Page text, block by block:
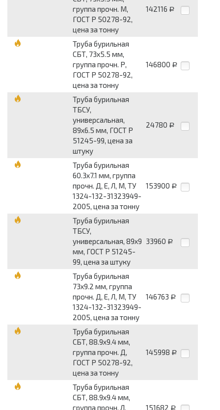
группа прочн. М,
ГОСТ Р 50278-92,
цена за тонну
142116 Р
Труба бурильная
СБТ, 73х5.5 мм,
группа прочн. Р,
ГОСТ Р 50278-92,
цена за тонну
146800 Р
Труба бурильная
ТБСУ,
универсальная,
89х6.5 мм, ГОСТ Р
51245-99, цена за
штуку
24780 Р
Труба бурильная
60.3х7.1 мм, группа
прочн. Д, Е, Л, М, ТУ
1324-132-31323949-
2005, цена за тонну
153900 Р
Труба бурильная
ТБСУ,
универсальная, 89х9
мм, ГОСТ Р 51245-
99, цена за штуку
33960 Р
Труба бурильная
73х9.2 мм, группа
прочн. Д, Е, Л, М, ТУ
1324-132-31323949-
2005, цена за тонну
146763 Р
Труба бурильная
СБТ, 88.9х9.4 мм,
группа прочн. Д,
ГОСТ Р 50278-92,
цена за тонну
145998 Р
Труба бурильная
СБТ, 88.9х9.4 мм,
группа прочн. Л,
151682 Р